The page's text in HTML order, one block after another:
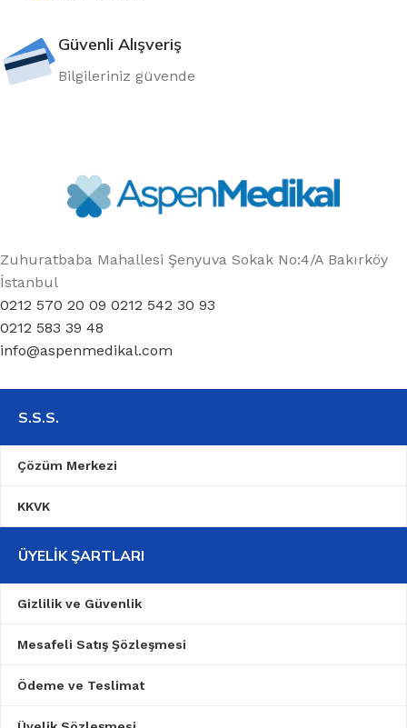
Güvenli Alışveriş
Bilgileriniz güvende
Zuhuratbaba Mahallesi Şenyuva Sokak No:4/A Bakırköy
İstanbul
0212 570 20 09 0212 542 30 93
0212 583 39 48
info@aspenmedikal.com
S.S.S.
Çözüm Merkezi
KKVK
ÜYELIK ŞARTLARI
Gizlilik ve Güvenlik
Mesafeli Satış Şözleşmesi
Ödeme ve Teslimat